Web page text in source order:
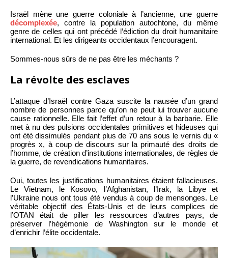
Israël mène une guerre coloniale à l’ancienne, une guerre
décomplexée, contre la population autochtone, du même
genre de celles qui ont précédé l’édiction du droit humanitaire
international. Et les dirigeants occidentaux l’encouragent.
Sommes-nous sûrs de ne pas être les méchants ?
La révolte des esclaves
L’attaque d’Israël contre Gaza suscite la nausée d’un grand
nombre de personnes parce qu’on ne peut lui trouver aucune
cause rationnelle. Elle fait l’effet d’un retour à la barbarie. Elle
met à nu des pulsions occidentales primitives et hideuses qui
ont été dissimulés pendant plus de 70 ans sous le vernis du «
progrès x, à coup de discours sur la primauté des droits de
l’homme, de création d’institutions internationales, de règles de
la guerre, de revendications humanitaires.
Oui, toutes les justifications humanitaires étaient fallacieuses.
Le Vietnam, le Kosovo, l’Afghanistan, l’Irak, la Libye et
l’Ukraine nous ont tous été vendus à coup de mensonges. Le
véritable objectif des États-Unis et de leurs complices de
l’OTAN était de piller les ressources d’autres pays, de
préserver l’hégémonie de Washington sur le monde et
d’enrichir l’élite occidentale.